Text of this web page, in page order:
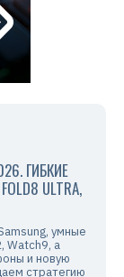
ГИБКИЕ
ULTRA,
умные
Watch9, а
и новую
стратегию